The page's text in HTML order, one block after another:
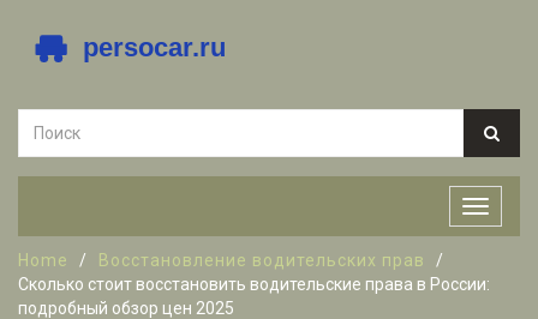
Home
Восстановление водительских прав
Сколько стоит восстановить водительские права в России:
подробный обзор цен 2025